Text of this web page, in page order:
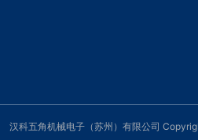
汉科五角机械电子（苏州）有限公司